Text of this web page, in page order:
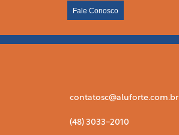
Fale Conosco
contatosc@aluforte.com.br
(48) 3033-2010